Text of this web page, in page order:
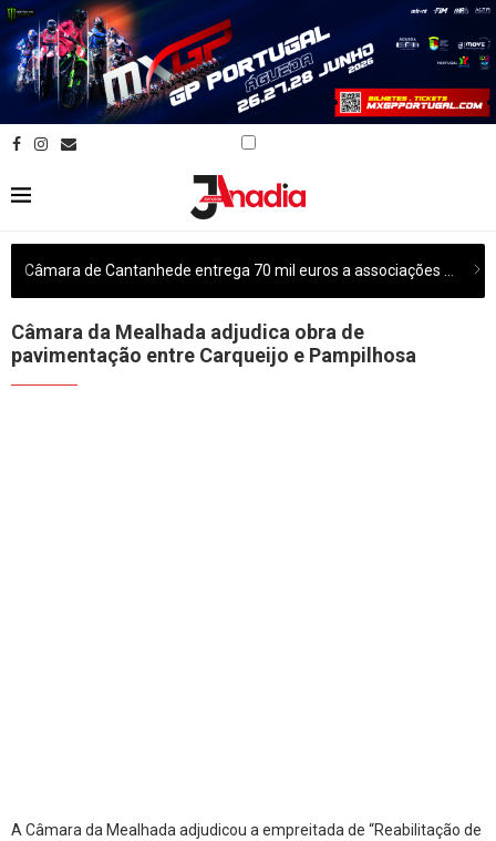
Câmara da Mealhada adjudica obra de
pavimentação entre Carqueijo e Pampilhosa
A Câmara da Mealhada adjudicou a empreitada de “Reabilitação de